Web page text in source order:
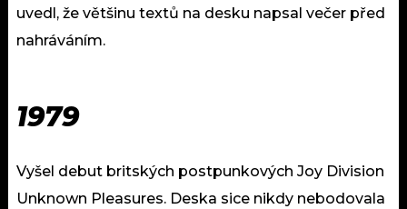
uvedl, že většinu textů na desku napsal večer před
nahráváním.
1979
Vyšel debut britských postpunkových Joy Division
Unknown Pleasures. Deska sice nikdy nebodovala